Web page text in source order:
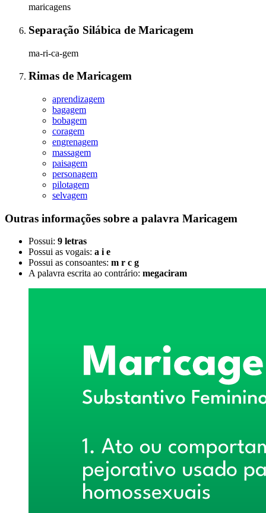
maricagens
Separação Silábica de Maricagem
ma-ri-ca-gem
Rimas de Maricagem
aprendizagem
bagagem
bobagem
coragem
engrenagem
massagem
paisagem
personagem
pilotagem
selvagem
Outras informações sobre a palavra Maricagem
Possui: 9 letras
Possui as vogais: a i e
Possui as consoantes: m r c g
A palavra escrita ao contrário: megaciram